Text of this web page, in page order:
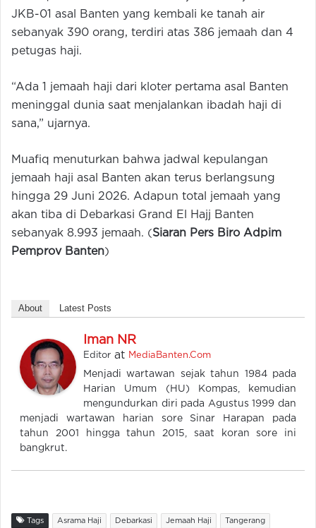
JKB-01 asal Banten yang kembali ke tanah air
sebanyak 390 orang, terdiri atas 386 jemaah dan 4
petugas haji.
“Ada 1 jemaah haji dari kloter pertama asal Banten
meninggal dunia saat menjalankan ibadah haji di
sana,” ujarnya.
Muafiq menuturkan bahwa jadwal kepulangan
jemaah haji asal Banten akan terus berlangsung
hingga 29 Juni 2026. Adapun total jemaah yang
akan tiba di Debarkasi Grand El Hajj Banten
sebanyak 8.993 jemaah. (Siaran Pers Biro Adpim
Pemprov Banten)
About Latest Posts
Iman NR
Editor at MediaBanten.Com
Menjadi wartawan sejak tahun 1984 pada
Harian Umum (HU) Kompas, kemudian
mengundurkan diri pada Agustus 1999 dan
menjadi wartawan harian sore Sinar Harapan pada
tahun 2001 hingga tahun 2015, saat koran sore ini
bangkrut.
Tags Asrama Haji Debarkasi Jemaah Haji Tangerang